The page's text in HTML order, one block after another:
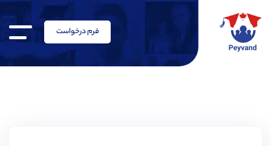
فرم درخواست